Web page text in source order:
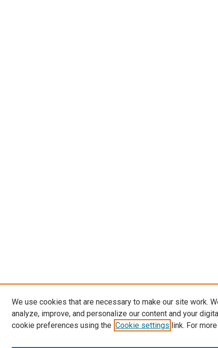
We use cookies that are necessary to make our site work.
analyze, improve, and personalize our content and your
cookie preferences using the Cookie settings link. For